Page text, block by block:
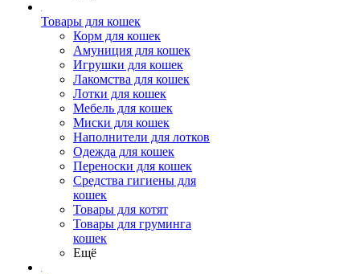
Товары для кошек
Корм для кошек
Амуниция для кошек
Игрушки для кошек
Лакомства для кошек
Лотки для кошек
Мебель для кошек
Миски для кошек
Наполнители для лотков
Одежда для кошек
Переноски для кошек
Средства гигиены для
кошек
Товары для котят
Товары для груминга
кошек
Ещё